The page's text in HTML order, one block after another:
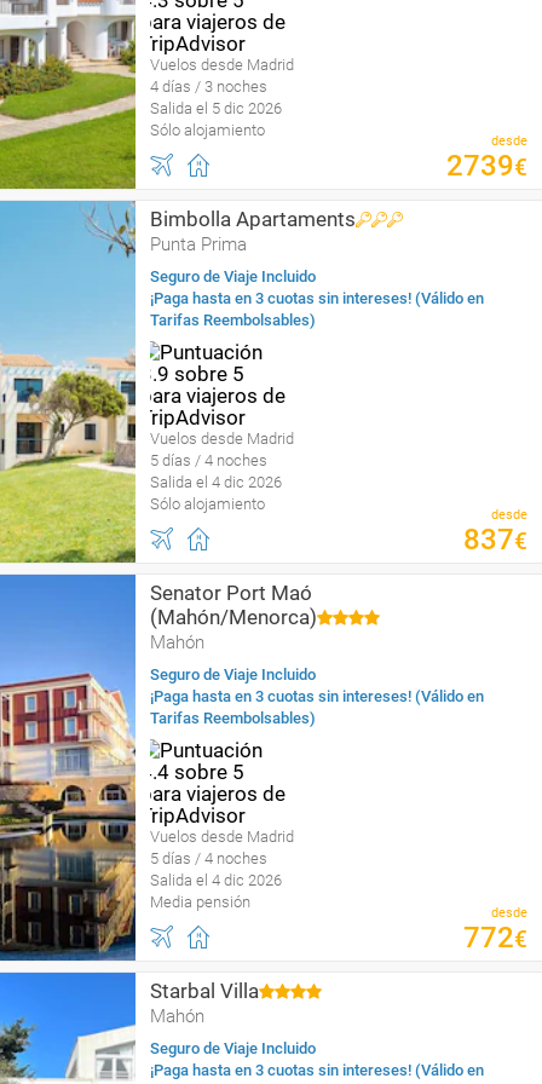
Vuelos desde Madrid
4 días / 3 noches
Salida el 5 dic 2026
Sólo alojamiento
desde
2739€
Bimbolla Apartaments
Punta Prima
Seguro de Viaje Incluido
¡Paga hasta en 3 cuotas sin intereses! (Válido en
Tarifas Reembolsables)
Vuelos desde Madrid
5 días / 4 noches
Salida el 4 dic 2026
Sólo alojamiento
desde
837€
Senator Port Maó
(Mahón/Menorca)
Mahón
Seguro de Viaje Incluido
¡Paga hasta en 3 cuotas sin intereses! (Válido en
Tarifas Reembolsables)
Vuelos desde Madrid
5 días / 4 noches
Salida el 4 dic 2026
Media pensión
desde
772€
Starbal Villa
Mahón
Seguro de Viaje Incluido
¡Paga hasta en 3 cuotas sin intereses! (Válido en